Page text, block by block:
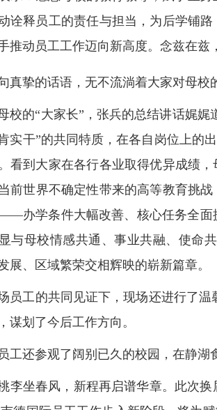
诠释员工的责任与担当，为后学铺
推动员工工作迈向新高度。念兹在兹
真挚的话语，无不流淌着大家对母校
校的“大家长”，张兵的总结讲话娓
实干”的共同特质，在各自岗位上的
看到大家在各行各业取得优异成绩
前世界不确定性带来的高等教育挑
办学条件大幅改善、核心任务全面
与母校情感共通、事业共融、使命
展、区域繁荣交相辉映的崭新篇章。
员工的共同见证下，现场还进行了
谋划了今后工作方向。
工还参观了阔别已久的校园，在静
李坐春风，新程再启谱华章。此次